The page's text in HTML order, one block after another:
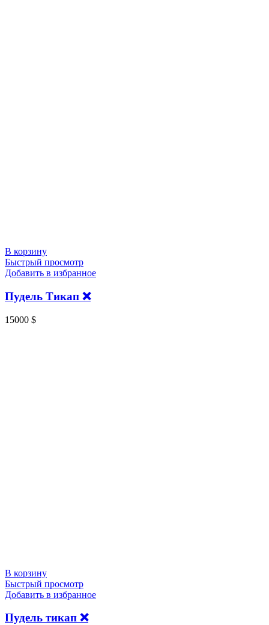
В корзину
Быстрый просмотр
Добавить в избранное
Пудель Тикап ❌
15000 $
В корзину
Быстрый просмотр
Добавить в избранное
Пудель тикап ❌️